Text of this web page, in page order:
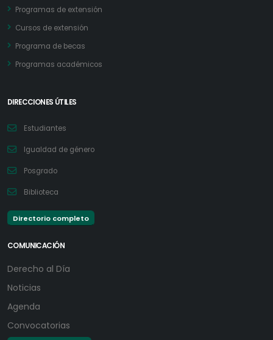
Programas de extensión
Cursos de extensión
Programa de becas
Programas académicos
DIRECCIONES ÚTILES
Estudiantes
Igualdad de género
Posgrado
Biblioteca
Directorio completo
COMUNICACIÓN
Derecho al Día
Noticias
Agenda
Convocatorias